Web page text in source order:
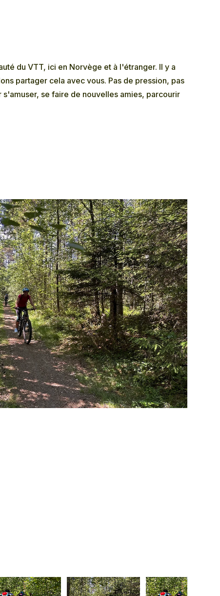
du VTT, ici en Norvège et à l'étranger. Il y a
partager cela avec vous. Pas de pression, pas
se faire de nouvelles amies, parcourir